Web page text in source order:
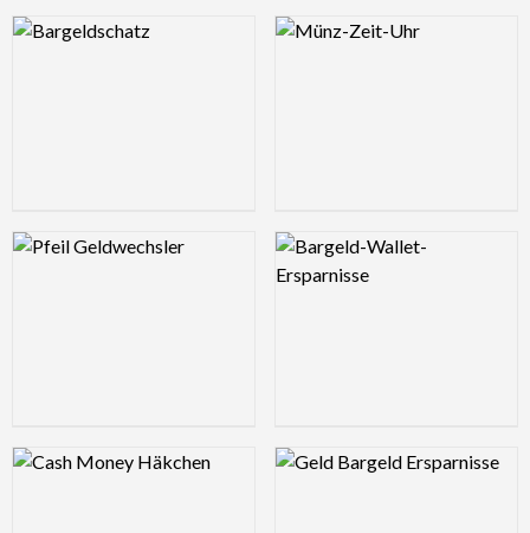
Logo Preview Image Logo Preview Image
Logo Preview Image Logo Preview Image
Logo Preview Image Logo Preview Image